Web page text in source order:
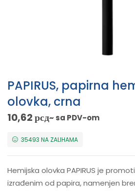
PAPIRUS, papirna
olovka, crna
10,62рсд~ sa PDV-om
35493 NA ZALIHAMA
Hemijska olovka PAPIRUS je
izrađenim od papira, namenjen